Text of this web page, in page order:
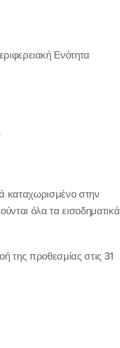
Ενότητα
καταχωρισμένο στην
όλα τα εισοδηματικά
της προθεσμίας στις 31